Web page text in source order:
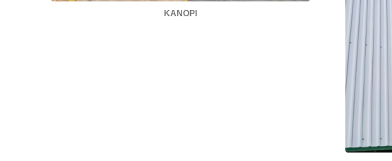
KANOPI